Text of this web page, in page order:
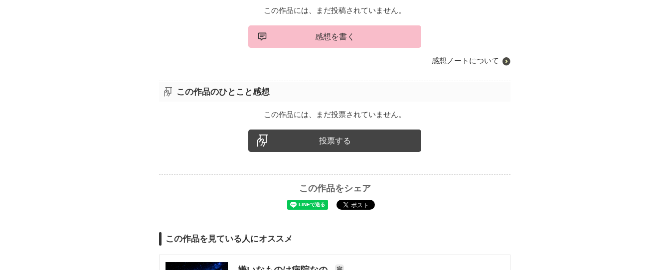
この作品には、まだ投稿されていません。
感想を書く
感想ノートについて
この作品のひとこと感想
この作品には、まだ投票されていません。
投票する
この作品をシェア
この作品を見ている人にオススメ